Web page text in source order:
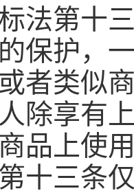
第十三
保护，
者类似
除享有
品上使
十三条